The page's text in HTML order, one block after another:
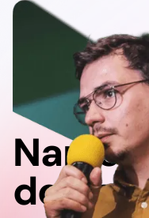
Napisz
do nas!